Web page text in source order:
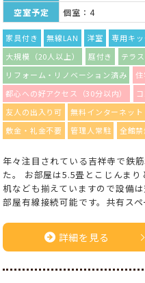
空室予定
個室：4
家具付き 無線LAN 洋室 専用キ
大規模（20人以上）
庭付き テラ
リフォーム・リノベーション済み
住
都心への好アクセス（30分以内）
友人の出入り可
無料インターネット
敷金・礼金不要
管理人常駐 全館禁
年々注目されている吉祥寺で鉄
た。 お部屋は5.5畳とこじんまり
机なども揃えていますので設備
部屋有線接続可能です。共有ス
詳細を見る